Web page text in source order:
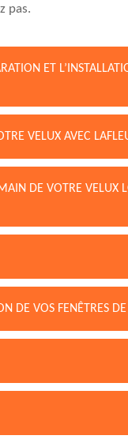
pas.
ET
VELUX AVEC
DE VOTRE VELUX
DE VOS FENÊTRES